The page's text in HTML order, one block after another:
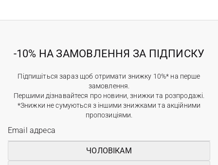
-10% НА ЗАМОВЛЕННЯ ЗА ПІДПИСКУ
Підпишіться зараз щоб отримати знижку 10%* на перше
замовлення.
Першими дізнавайтеся про новини, знижки та розпродажі.
*Знижки не сумуються з іншими знижками та акційними
пропозиціями.
ЧОЛОВІКАМ